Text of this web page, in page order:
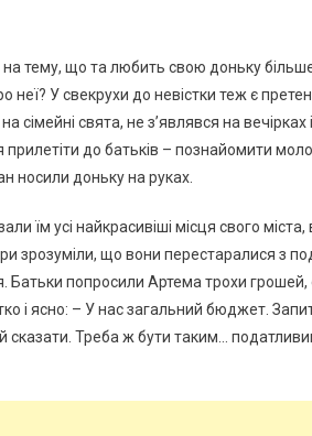
на тему, що та любить свою доньку
неї? У свекрухи до невістки теж є
сімейні свята, не з’являвся на
прилетіти до батьків – познайомити
носили доньку на руках.
їм усі найкрасивіші місця свого
зрозуміли, що вони перестаралися з
Батьки попросили Артема трохи грошей,
і ясно: – У нас загальний бюджет.
сказати. Треба ж бути таким…